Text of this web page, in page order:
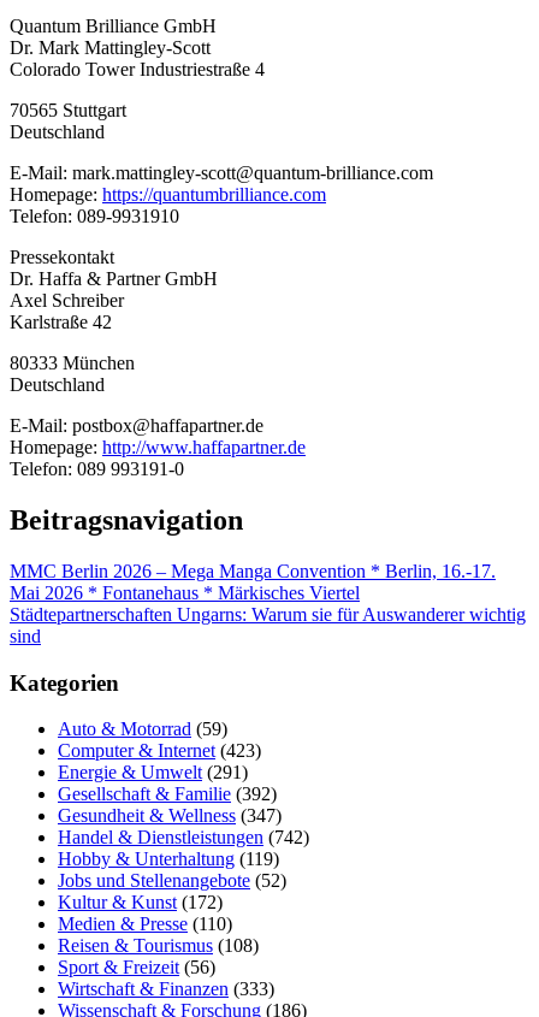
Quantum Brilliance GmbH
Dr. Mark Mattingley-Scott
Colorado Tower Industriestraße 4
70565 Stuttgart
Deutschland
E-Mail: mark.mattingley-scott@quantum-brilliance.com
Homepage: https://quantumbrilliance.com
Telefon: 089-9931910
Pressekontakt
Dr. Haffa & Partner GmbH
Axel Schreiber
Karlstraße 42
80333 München
Deutschland
E-Mail: postbox@haffapartner.de
Homepage: http://www.haffapartner.de
Telefon: 089 993191-0
Beitragsnavigation
MMC Berlin 2026 – Mega Manga Convention * Berlin, 16.-17.
Mai 2026 * Fontanehaus * Märkisches Viertel
Städtepartnerschaften Ungarns: Warum sie für Auswanderer wichtig
sind
Kategorien
Auto & Motorrad (59)
Computer & Internet (423)
Energie & Umwelt (291)
Gesellschaft & Familie (392)
Gesundheit & Wellness (347)
Handel & Dienstleistungen (742)
Hobby & Unterhaltung (119)
Jobs und Stellenangebote (52)
Kultur & Kunst (172)
Medien & Presse (110)
Reisen & Tourismus (108)
Sport & Freizeit (56)
Wirtschaft & Finanzen (333)
Wissenschaft & Forschung (186)